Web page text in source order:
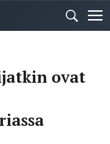
ovat